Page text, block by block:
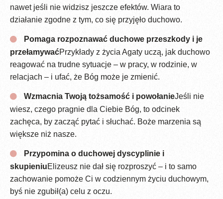
nawet jeśli nie widzisz jeszcze efektów. Wiara to
działanie zgodne z tym, co się przyjęło duchowo.
Pomaga rozpoznawać duchowe przeszkody i je
przełamywaćPrzykłady z życia Agaty uczą, jak duchowo
reagować na trudne sytuacje – w pracy, w rodzinie, w
relacjach – i ufać, że Bóg może je zmienić.
Wzmacnia Twoją tożsamość i powołanieJeśli nie
wiesz, czego pragnie dla Ciebie Bóg, to odcinek
zachęca, by zacząć pytać i słuchać. Boże marzenia są
większe niż nasze.
Przypomina o duchowej dyscyplinie i
skupieniuElizeusz nie dał się rozproszyć – i to samo
zachowanie pomoże Ci w codziennym życiu duchowym,
byś nie zgubił(a) celu z oczu.